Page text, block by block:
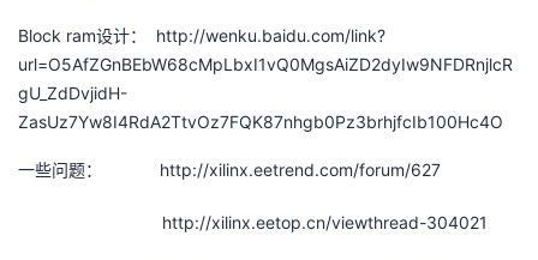
Block ram设计： http://wenku.baidu.com/link?
url=O5AfZGnBEbW68cMpLbxI1vQ0MgsAiZD2dyIw9NFDRnjlcR
gU_ZdDvjidH-
ZasUz7Yw8I4RdA2TtvOz7FQK87nhgb0Pz3brhjfcIb100Hc4O
一些问题： http://xilinx.eetrend.com/forum/627
http://xilinx.eetop.cn/viewthread-304021